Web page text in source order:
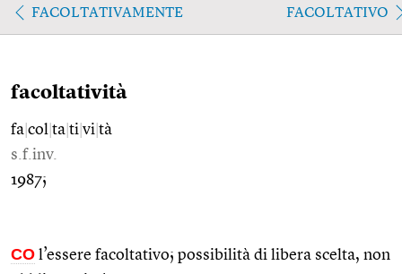
FACOLTATIVAMENTE FACOLTATIVO
facoltatività
fa col ta ti vi tà
s.f.inv.
1987;
CO l’essere facoltativo; possibilità di libera scelta, non